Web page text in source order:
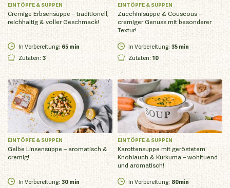
EINTÖPFE & SUPPEN
Cremige Erbsensuppe – traditionell,
reichhaltig & voller Geschmack!
In Vorbereitung: 65 min
Zutaten: 3
EINTÖPFE & SUPPEN
Zucchinisuppe & Couscous –
cremiger Genuss mit besonderer
Textur!
In Vorbereitung: 35 min
Zutaten: 10
EINTÖPFE & SUPPEN
Gelbe Linsensuppe – aromatisch &
cremig!
In Vorbereitung: 30 min
EINTÖPFE & SUPPEN
Karottensuppe mit geröstetem
Knoblauch & Kurkuma – wohltuend
und aromatisch!
In Vorbereitung: 80min